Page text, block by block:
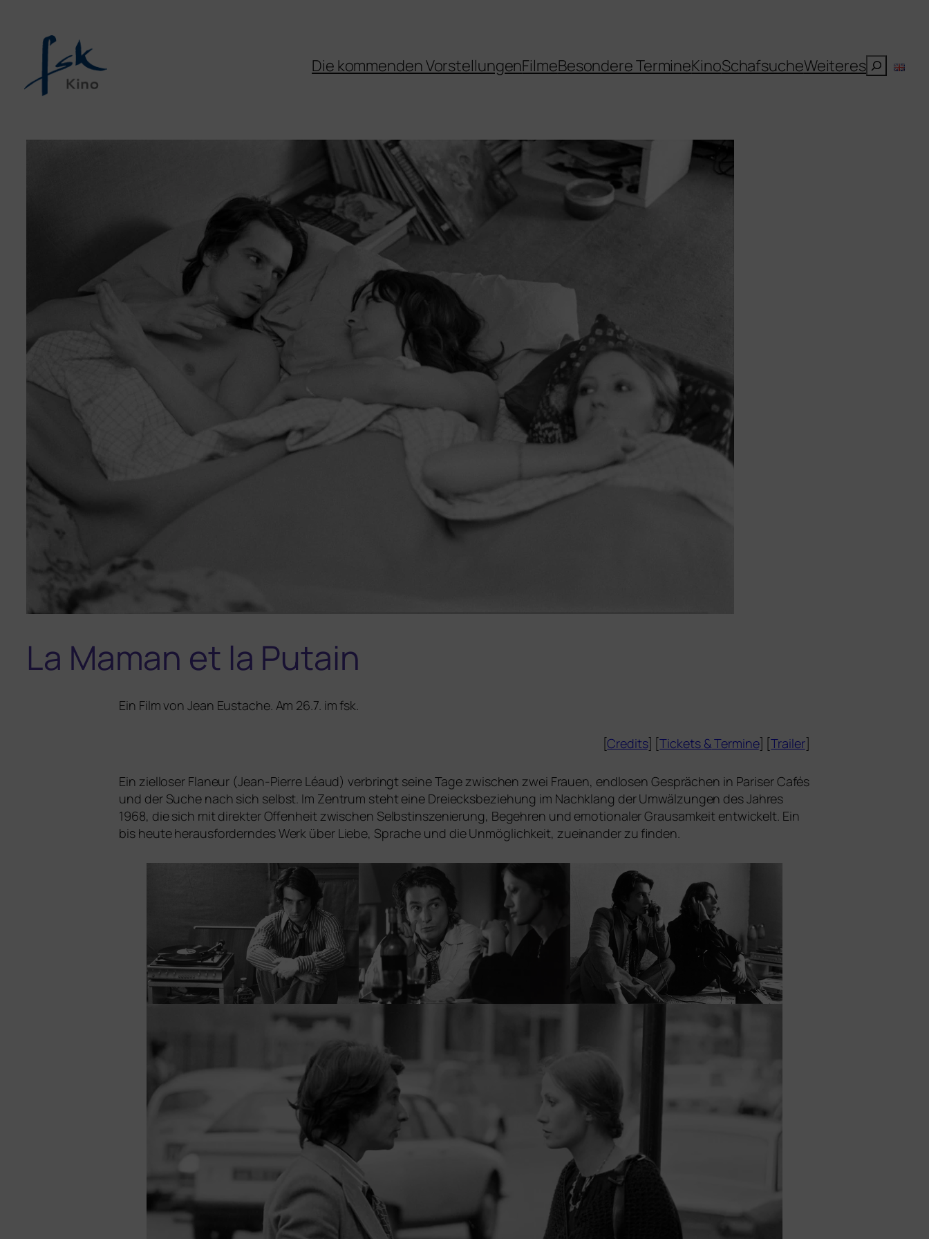
Die kommenden VorstellungenFilmeBesondere TermineKinoSchafsucheWeiteresSuchen
La Maman et la Putain
Ein Film von Jean Eustache. Am 26.7. im fsk.
[Credits] [Tickets &Termine] [Trailer]
Ein ziel­lo­ser Flaneur (Jean-Pierre Léaud) ver­bringt sei­ne Tage zwi­schen zwei Frauen, end­lo­sen Gesprächen in Pariser Cafés
und der Suche nach sich selbst. Im Zentrum steht eine Dreiecksbeziehung im Nachklang der Umwälzungen des Jahres
1968, die sich mit direk­ter Offenheit zwi­schen Selbstinszenierung, Begehren und emo­tio­na­ler Grausamkeit ent­wi­ckelt. Ein
bis heu­te her­aus­for­dern­des Werk über Liebe, Sprache und die Unmöglichkeit, zuein­an­der zu finden.